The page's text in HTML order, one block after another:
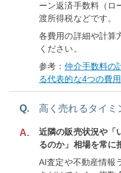
ーン返済手数料（ロ
渡所得税などです。
各費用の詳細や計算
ください。
参考：仲介手数料の
る代表的な4つの費
Q. 高く売れるタイミ
A.
近隣の販売状況や「
るのか」相場を常に
AI査定や不動産情報